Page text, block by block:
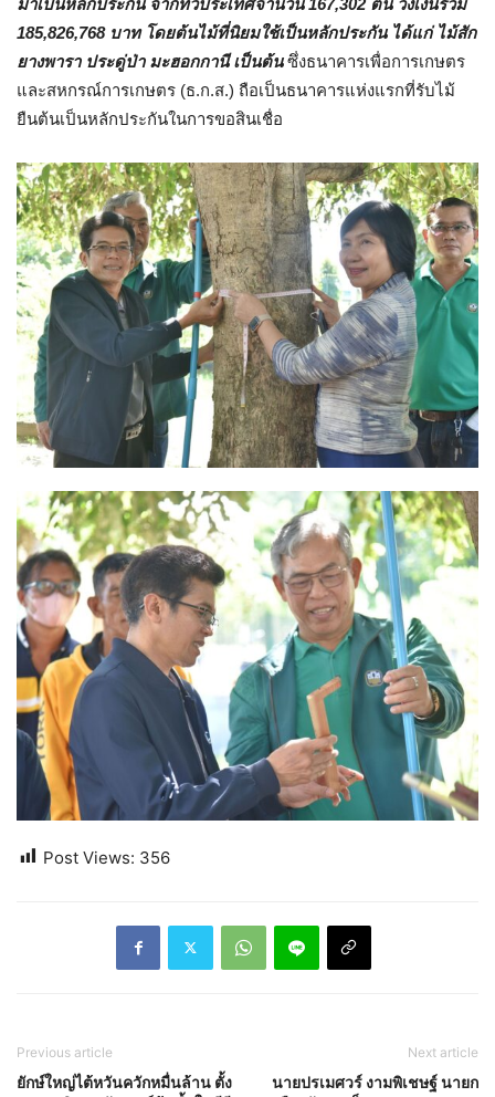
มาเป็นหลักประกัน จากทั่วประเทศจำนวน 167,302 ต้น วงเงินรวม
185,826,768 บาท โดยต้นไม้ที่นิยมใช้เป็นหลักประกัน ได้แก่ ไม้สัก
ยางพารา ประดู่ป่า มะฮอกกานี เป็นต้นซึ่งธนาคารเพื่อการเกษตร
และสหกรณ์การเกษตร (ธ.ก.ส.) ถือเป็นธนาคารแห่งแรกที่รับไม้
ยืนต้นเป็นหลักประกันในการขอสินเชื่อ
Post Views: 356
Previous article
ยักษ์ใหญ่ไต้หวันควักหมื่นล้าน ตั้ง
Next article
นายปรเมศวร์ งามพิเชษฐ์ นายก